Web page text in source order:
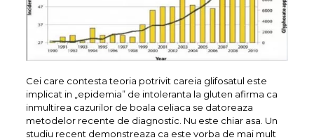
Cei care contesta teoria potrivit careia glifosatul este
implicat in „epidemia” de intoleranta la gluten afirma ca
inmultirea cazurilor de boala celiaca se datoreaza
metodelor recente de diagnostic. Nu este chiar asa. Un
studiu recent demonstreaza ca este vorba de mai mult